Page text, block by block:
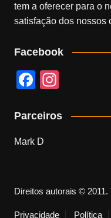
tem a oferecer para o
satisfação dos nossos
Facebook
F
c
e
o
k
a
Parceiros
Mark D
Direitos autorais ©
Privacidade Política